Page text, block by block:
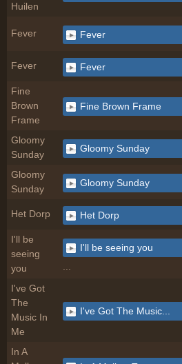
Huilen
Fever Fever
Fever Fever
Fine
Brown
Frame
Fine Brown Frame
Gloomy
Sunday
Gloomy Sunday
Gloomy
Sunday
Gloomy Sunday
Het Dorp Het Dorp
I'll be
seeing
you
I'll be seeing you
I've Got
The
Music In
Me
I've Got The Music...
In A